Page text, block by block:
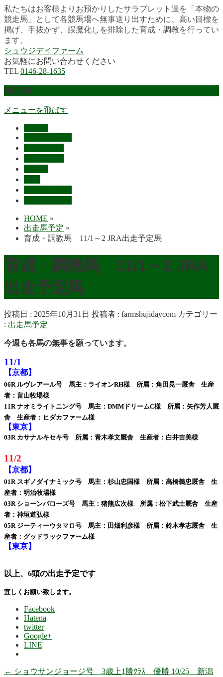
私たちはお客様よりお預かりしたサラブレット達を「本物の
競走馬」として各競馬場へ無事送り出すために、高い目標を
掲げ、手抜かず、誤魔化しを排除した育成・調教を行ってい
ます。
シュウジデイファーム
お気軽にお問い合わせください
TEL 0146-28-1635
MENU
メニューを飛ばす
HOME »
出走馬予定 »
育成・調教馬 11/1～2 JRA出走予定馬
育成・調教馬 11/1～2 JRA
出走予定馬
投稿日 : 2025年10月31日 投稿者 : farmshujidaycom カテゴリー
: 出走馬予定
今週も各馬の無事を願っています。
11/1
【京都】
06R ルヴレアール号 馬主：ライオンRH様 所属：角田晃一厩舎 生産
者：畠山牧場様
11R ナオミライトニング号 馬主：DMMドリームC様 所属：矢作芳人厩
舎 生産者：ヒダカファーム様
【東京】
03R カサナルキセキ号 所属：青木孝文厩舎 生産者：白井吉美様
11/2
【京都】
01R スギノダイナミック号 馬主：杉山忠国様 所属：高橋義忠厩舎 生
産者：明治牧場様
03R ショーンバローズ号 馬主：猪熊広次様 所属：松下武士厩舎 生産
者：神垣道弘様
05R ジーティーウタマロ号 馬主：田畑利彦様 所属：鈴木孝志厩舎 生
産者：グッドラックファーム様
【東京】
以上、6頭の出走予定です
宜しくお願い致します。
Facebook
Hatena
twitter
Google+
LINE
← ショウサンジョージ号 3歳上1勝ｸﾗｽ 優勝 10/25 新潟